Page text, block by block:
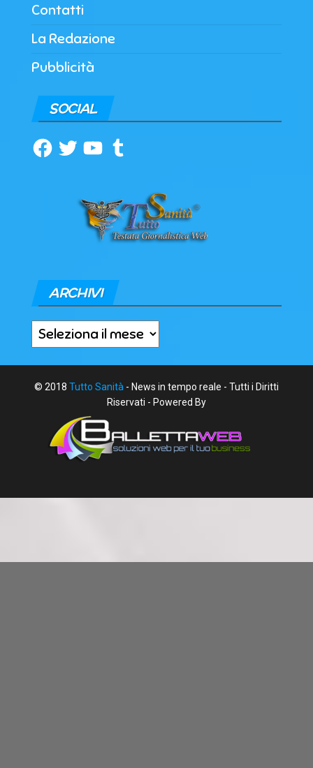
Contatti
La Redazione
Pubblicità
SOCIAL
Facebook
TwitterYouTubeTumblr
ARCHIVI
Archivi
© 2018 Tutto Sanità - News in tempo reale - Tutti i Diritti
Riservati - Powered By